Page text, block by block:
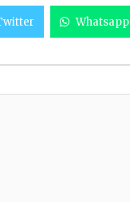
Whatsapp